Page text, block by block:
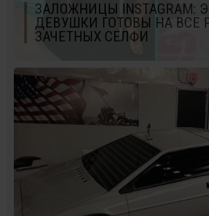
ЗАЛОЖНИЦЫ INSTAGRAM:
ДЕВУШКИ ГОТОВЫ НА ВСЕ
ЗАЧЕТНЫХ СЕЛФИ